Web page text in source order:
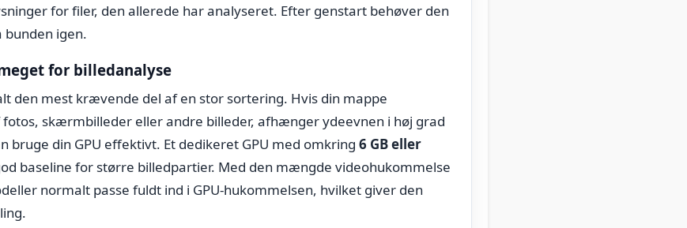
for filer, den allerede har analyseret. Efter genstart behøver den
bunden igen.
for billedanalyse
den mest krævende del af en stor sortering. Hvis din mappe
skærmbilleder eller andre billeder, afhænger ydeevnen i høj grad
bruge din GPU effektivt. Et dedikeret GPU med omkring 6 GB eller
baseline for større billedpartier. Med den mængde videohukommelse
normalt passe fuldt ind i GPU-hukommelsen, hvilket giver den